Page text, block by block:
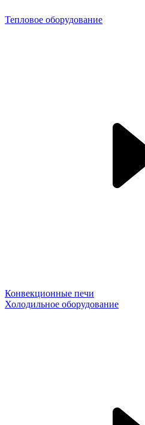
Тепловое оборудование
Конвекционные печи
Холодильное оборудование